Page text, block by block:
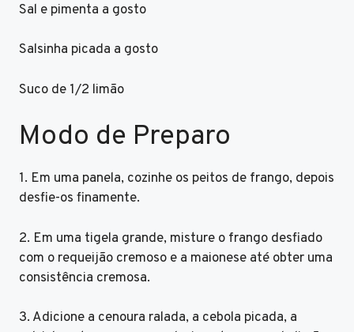
Sal e pimenta a gosto
Salsinha picada a gosto
Suco de 1/2 limão
Modo de Preparo
1. Em uma panela, cozinhe os peitos de frango, depois
desfie-os finamente.
2. Em uma tigela grande, misture o frango desfiado
com o requeijão cremoso e a maionese até obter uma
consistência cremosa.
3. Adicione a cenoura ralada, a cebola picada, a